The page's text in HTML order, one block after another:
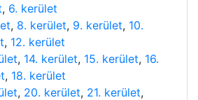
, 6. kerület
, 8. kerület, 9. kerület, 10.
, 12. kerület
, 14. kerület, 15. kerület, 16.
, 18. kerület
, 20. kerület, 21. kerület,